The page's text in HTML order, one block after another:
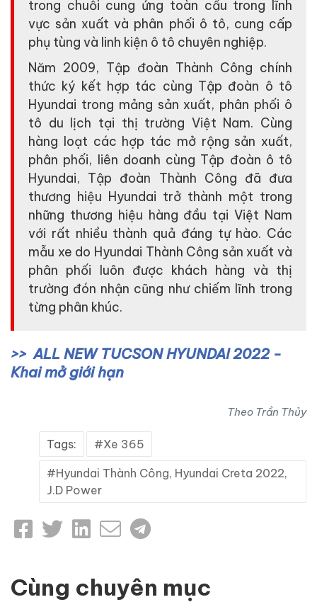
trong chuỗi cung ứng toàn cầu trong lĩnh
vực sản xuất và phân phối ô tô, cung cấp
phụ tùng và linh kiện ô tô chuyên nghiệp.
Năm 2009, Tập đoàn Thành Công chính
thức ký kết hợp tác cùng Tập đoàn ô tô
Hyundai trong mảng sản xuất, phân phối ô
tô du lịch tại thị trường Việt Nam. Cùng
hàng loạt các hợp tác mở rộng sản xuất,
phân phối, liên doanh cùng Tập đoàn ô tô
Hyundai, Tập đoàn Thành Công đã đưa
thương hiệu Hyundai trở thành một trong
những thương hiệu hàng đầu tại Việt Nam
với rất nhiều thành quả đáng tự hào. Các
mẫu xe do Hyundai Thành Công sản xuất và
phân phối luôn được khách hàng và thị
trường đón nhận cũng như chiếm lĩnh trong
từng phân khúc.
ALL NEW TUCSON HYUNDAI 2022 -
Khai mở giới hạn
Theo Trần Thủy
Tags: Xe 365
Hyundai Thành Công, Hyundai Creta 2022,
J.D Power
Cùng chuyên mục